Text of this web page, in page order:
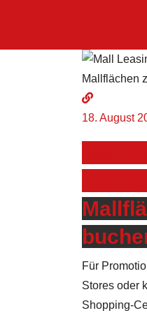
18. August
man
Für
Stores oder
Shopping-